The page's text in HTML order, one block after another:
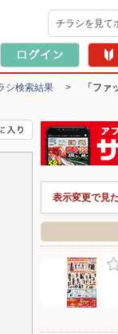
チラシを見て
シ検索結果 >
「ファ
表示変更で見